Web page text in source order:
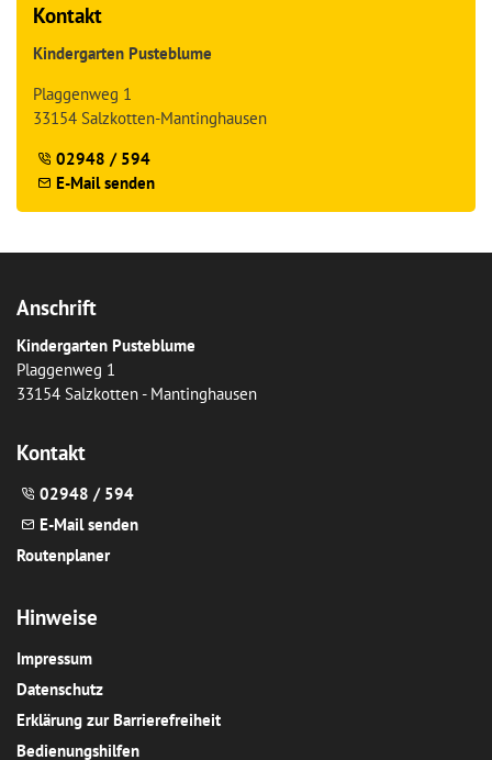
Kontakt
Kindergarten Pusteblume
Plaggenweg 1
33154 Salzkotten-Mantinghausen
02948 / 594
E-Mail senden
Anschrift
Kindergarten Pusteblume
Plaggenweg 1
33154 Salzkotten - Mantinghausen
Kontakt
02948 / 594
E-Mail senden
Routenplaner
Hinweise
Impressum
Datenschutz
Erklärung zur Barrierefreiheit
Bedienungshilfen